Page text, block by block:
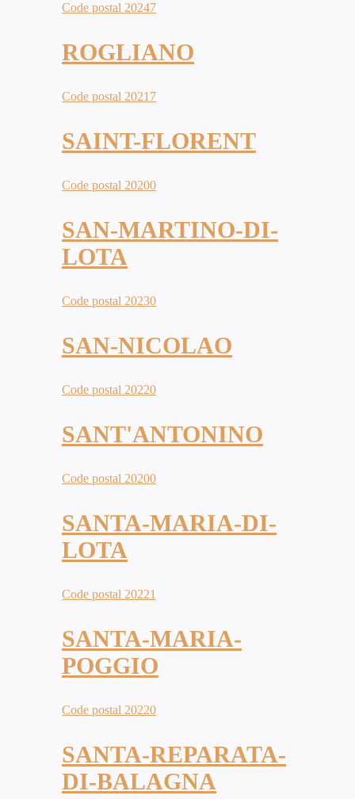
Code postal 20247
ROGLIANO
Code postal 20217
SAINT-FLORENT
Code postal 20200
SAN-MARTINO-DI-
LOTA
Code postal 20230
SAN-NICOLAO
Code postal 20220
SANT'ANTONINO
Code postal 20200
SANTA-MARIA-DI-
LOTA
Code postal 20221
SANTA-MARIA-
POGGIO
Code postal 20220
SANTA-REPARATA-
DI-BALAGNA